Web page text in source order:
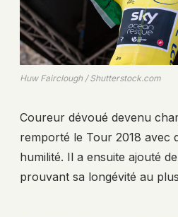
Huw Fairclough / Shutterstock.com
Coureur dévoué devenu
remporté le Tour 2018 avec
humilité. Il a ensuite ajouté
prouvant sa longévité au